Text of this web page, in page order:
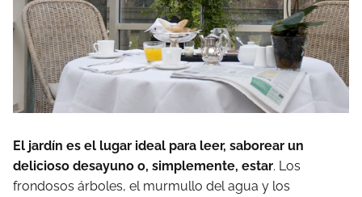
El jardín es el lugar ideal para leer, saborear un
delicioso desayuno o, simplemente, estar. Los
frondosos árboles, el murmullo del agua y los